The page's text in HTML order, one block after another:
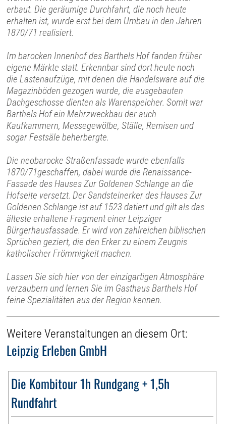
erbaut. Die geräumige Durchfahrt, die noch heute
erhalten ist, wurde erst bei dem Umbau in den Jahren
1870/71 realisiert.
Im barocken Innenhof des Barthels Hof fanden früher
eigene Märkte statt. Erkennbar sind dort heute noch
die Lastenaufzüge, mit denen die Handelsware auf die
Magazinböden gezogen wurde, die ausgebauten
Dachgeschosse dienten als Warenspeicher. Somit war
Barthels Hof ein Mehrzweckbau der auch
Kaufkammern, Messegewölbe, Ställe, Remisen und
sogar Festsäle beherbergte.
Die neobarocke Straßenfassade wurde ebenfalls
1870/71geschaffen, dabei wurde die Renaissance-
Fassade des Hauses Zur Goldenen Schlange an die
Hofseite versetzt. Der Sandsteinerker des Hauses Zur
Goldenen Schlange ist auf 1523 datiert und gilt als das
älteste erhaltene Fragment einer Leipziger
Bürgerhausfassade. Er wird von zahlreichen biblischen
Sprüchen geziert, die den Erker zu einem Zeugnis
katholischer Frömmigkeit machen.
Lassen Sie sich hier von der einzigartigen Atmosphäre
verzaubern und lernen Sie im Gasthaus Barthels Hof
feine Spezialitäten aus der Region kennen.
Weitere Veranstaltungen an diesem Ort:
Leipzig Erleben GmbH
Die Kombitour 1h Rundgang + 1,5h
Rundfahrt